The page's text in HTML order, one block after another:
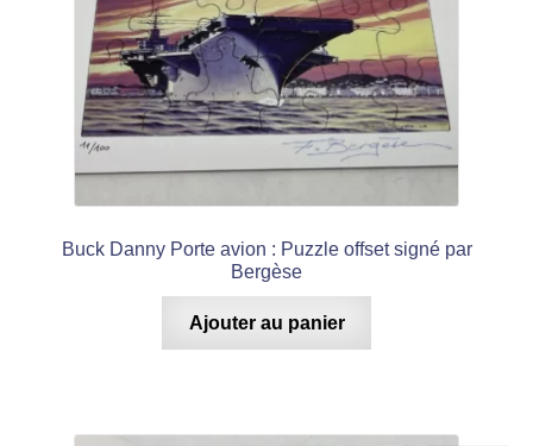
Buck Danny Porte avion : Puzzle offset signé par
Bergèse
Ajouter au panier